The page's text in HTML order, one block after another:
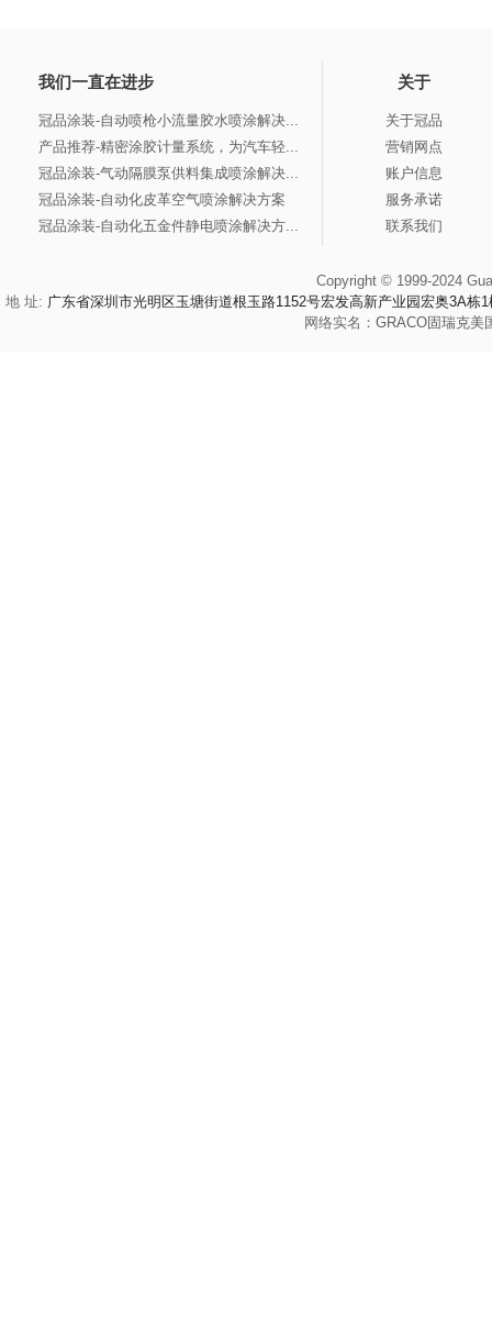
我们一直在进步
冠品涂装-自动喷枪小流量胶水喷涂解决...
产品推荐-精密涂胶计量系统，为汽车轻...
冠品涂装-气动隔膜泵供料集成喷涂解决...
冠品涂装-自动化皮革空气喷涂解决方案
冠品涂装-自动化五金件静电喷涂解决方...
关于
关于冠品
营销网点
账户信息
服务承诺
联系我们
Copyright © 1999-2024
地 址: 广东省深圳市光明区玉塘街道根玉路1152号宏发高新产业园宏奥3A栋1
网络实名： GRACO固瑞克美